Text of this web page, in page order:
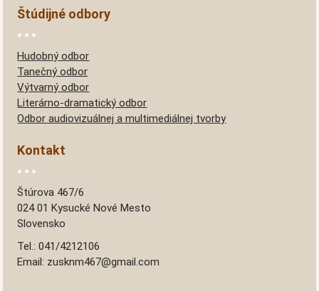
Štúdijné odbory
Hudobný odbor
Tanečný odbor
Výtvarný odbor
Literárno-dramatický odbor
Odbor audiovizuálnej a multimediálnej tvorby
Kontakt
Štúrova 467/6
024 01 Kysucké Nové Mesto
Slovensko
Tel.: 041/4212106
Email: zusknm467@gmail.com